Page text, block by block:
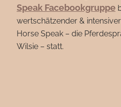
Speak Facebookgruppe
wertschätzender &
Horse Speak – die
Wilsie – statt.